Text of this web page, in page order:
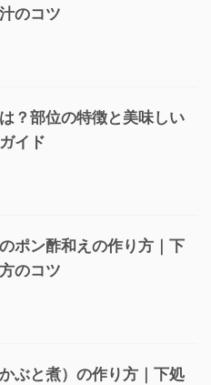
のコツ
？部位の特徴と美味しい
イド
ポン酢和えの作り方｜下
のコツ
ぶと煮）の作り方｜下処